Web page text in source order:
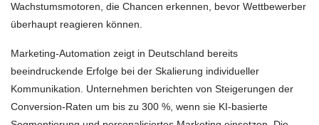
Wachstumsmotoren, die Chancen erkennen, bevor Wettbewerber
überhaupt reagieren können.
Marketing-Automation zeigt in Deutschland bereits
beeindruckende Erfolge bei der Skalierung individueller
Kommunikation. Unternehmen berichten von Steigerungen der
Conversion-Raten um bis zu 300 %, wenn sie KI-basierte